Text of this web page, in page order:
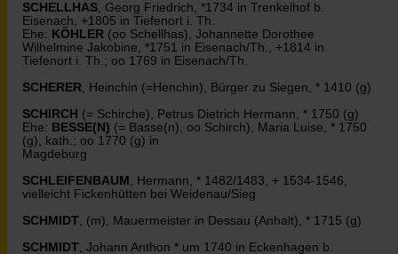
SCHELLHAS, Georg Friedrich, *1734 in Trenkelhof b.
Eisenach, +1805 in Tiefenort i. Th.
Ehe: KÖHLER (oo Schellhas), Johannette Dorothee
Wilhelmine Jakobine, *1751 in Eisenach/Th., +1814 in
Tiefenort i. Th.; oo 1769 in Eisenach/Th.
SCHERER, Heinchin (=Henchin), Bürger zu Siegen, * 1410 (g)
SCHIRCH (= Schirche), Petrus Dietrich Hermann, * 1750 (g)
Ehe: BESSE(N) (= Basse(n), oo Schirch), Maria Luise, * 1750
(g), kath.; oo 1770 (g) in
Magdeburg
SCHLEIFENBAUM , Hermann, * 1482/1483, + 1534-1546,
vielleicht Fickenhütten bei Weidenau/Sieg
SCHMIDT, (m), Mauermeister in Dessau (Anhalt), * 1715 (g)
SCHMIDT, Johann Anthon * um 1740 in Eckenhagen b.